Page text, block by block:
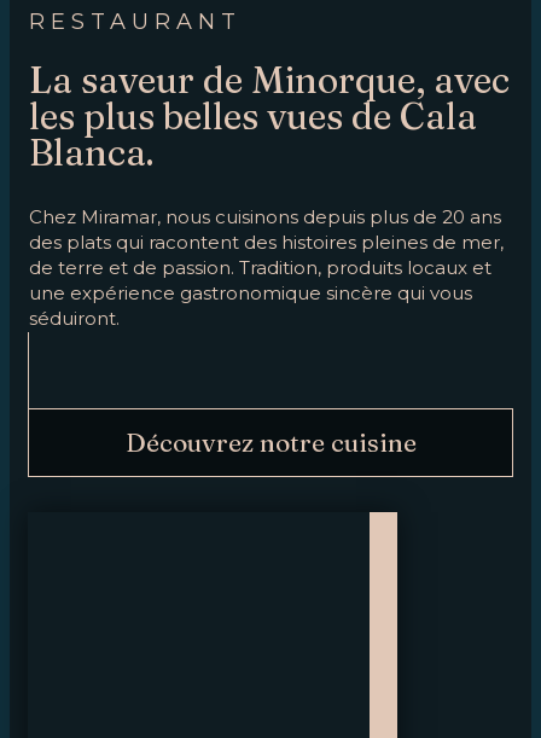
RESTAURANT
La saveur de Minorque, avec
les plus belles vues de Cala
Blanca.
Chez Miramar, nous cuisinons depuis plus de 20 ans
des plats qui racontent des histoires pleines de mer,
de terre et de passion. Tradition, produits locaux et
une expérience gastronomique sincère qui vous
séduiront.
Découvrez notre cuisine